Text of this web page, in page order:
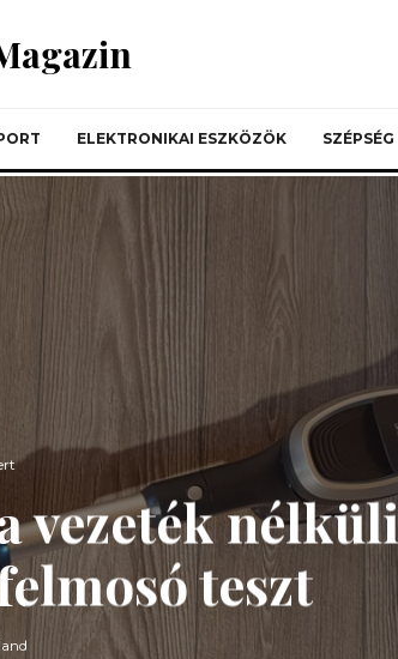
ELEKTRONIKAI ESZKÖZÖK SZÉPSÉG
vezeték nélküli
teszt